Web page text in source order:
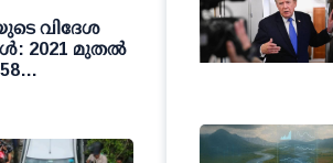
വിദേശ
2021 മുതൽ
രൂപ;